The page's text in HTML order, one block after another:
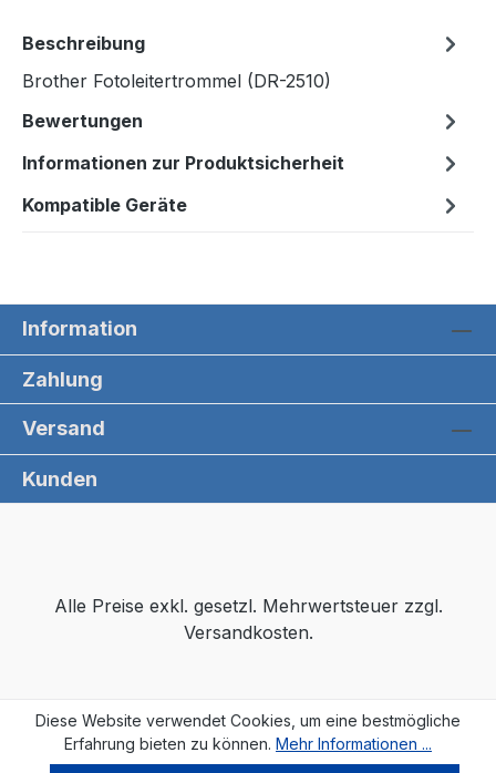
Beschreibung
Brother Fotoleitertrommel (DR-2510)
Bewertungen
Informationen zur Produktsicherheit
Kompatible Geräte
Information
Zahlung
Versand
Kunden
Alle Preise exkl. gesetzl. Mehrwertsteuer zzgl.
Versandkosten.
Diese Website verwendet Cookies, um eine bestmögliche
Erfahrung bieten zu können. Mehr Informationen ...